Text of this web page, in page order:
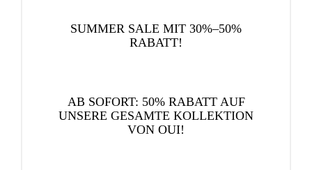
SUMMER SALE MIT 30%–50%
RABATT!
AB SOFORT: 50% RABATT AUF
UNSERE GESAMTE KOLLEKTION
VON OUI!